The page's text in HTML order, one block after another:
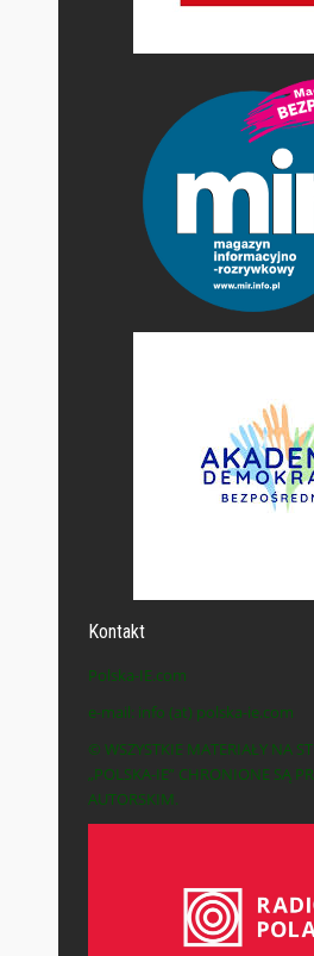
Kontakt
Polska-IE.com
e-mail: info (at) polska-ie.com
© WSZYSTKIE MATERIAŁY NA
„POLSKA-IE” CHRONIONE SĄ
AUTORSKIM.